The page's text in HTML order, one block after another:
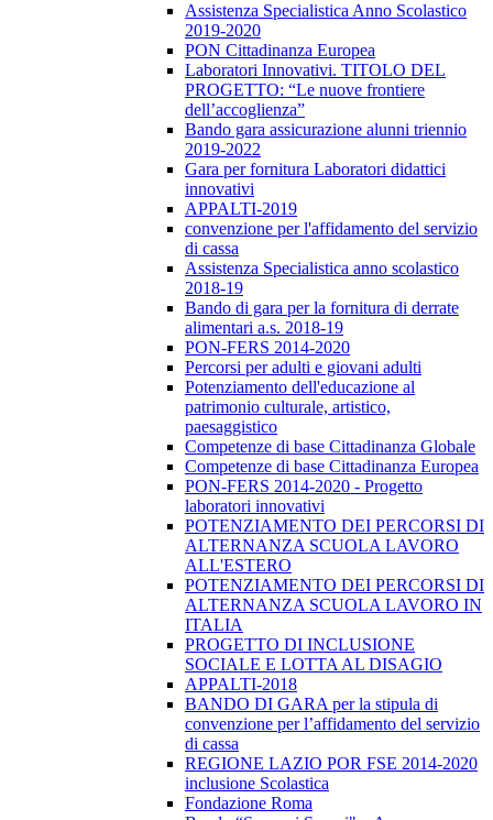
Assistenza Specialistica Anno Scolastico
2019-2020
PON Cittadinanza Europea
Laboratori Innovativi. TITOLO DEL
PROGETTO: “Le nuove frontiere
dell’accoglienza”
Bando gara assicurazione alunni triennio
2019-2022
Gara per fornitura Laboratori didattici
innovativi
APPALTI-2019
convenzione per l'affidamento del servizio
di cassa
Assistenza Specialistica anno scolastico
2018-19
Bando di gara per la fornitura di derrate
alimentari a.s. 2018-19
PON-FERS 2014-2020
Percorsi per adulti e giovani adulti
Potenziamento dell'educazione al
patrimonio culturale, artistico,
paesaggistico
Competenze di base Cittadinanza Globale
Competenze di base Cittadinanza Europea
PON-FERS 2014-2020 - Progetto
laboratori innovativi
POTENZIAMENTO DEI PERCORSI DI
ALTERNANZA SCUOLA LAVORO
ALL'ESTERO
POTENZIAMENTO DEI PERCORSI DI
ALTERNANZA SCUOLA LAVORO IN
ITALIA
PROGETTO DI INCLUSIONE
SOCIALE E LOTTA AL DISAGIO
APPALTI-2018
BANDO DI GARA per la stipula di
convenzione per l’affidamento del servizio
di cassa
REGIONE LAZIO POR FSE 2014-2020
inclusione Scolastica
Fondazione Roma